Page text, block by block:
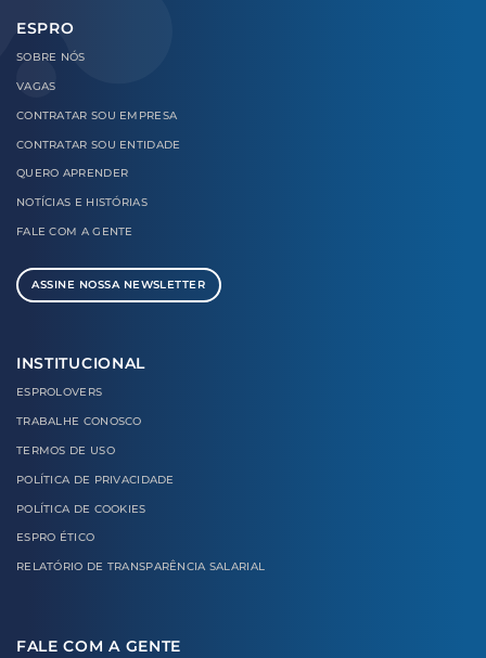
ESPRO
SOBRE NÓS
VAGAS
CONTRATAR SOU EMPRESA
CONTRATAR SOU ENTIDADE
QUERO APRENDER
NOTÍCIAS E HISTÓRIAS
FALE COM A GENTE
ASSINE NOSSA NEWSLETTER
INSTITUCIONAL
ESPROLOVERS
TRABALHE CONOSCO
TERMOS DE USO
POLÍTICA DE PRIVACIDADE
POLÍTICA DE COOKIES
ESPRO ÉTICO
RELATÓRIO DE TRANSPARÊNCIA SALARIAL
FALE COM A GENTE